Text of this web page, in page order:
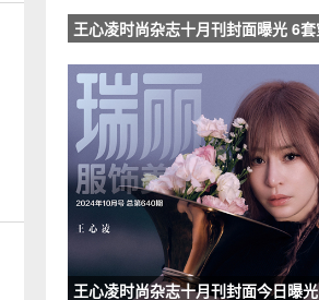
王心凌时尚杂志十月刊封面今日曝光